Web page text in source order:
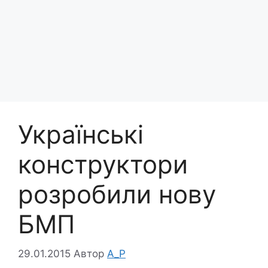
Українські
конструктори
розробили нову
БМП
29.01.2015 Автор A_P